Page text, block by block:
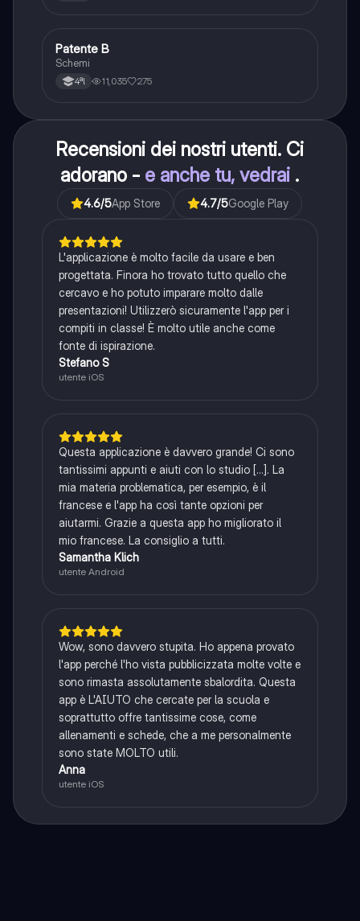
PAltro
Patente B
Schemi
4ªl 11,035 275
Recensioni dei nostri utenti. Ci
adorano - e anche tu, vedrai .
4.6/5App Store 4.7/5Google Play
L'applicazione è molto facile da usare e ben
progettata. Finora ho trovato tutto quello che
cercavo e ho potuto imparare molto dalle
presentazioni! Utilizzerò sicuramente l'app per i
compiti in classe! È molto utile anche come
fonte di ispirazione.
Stefano S
utente iOS
Questa applicazione è davvero grande! Ci sono
tantissimi appunti e aiuti con lo studio [...]. La
mia materia problematica, per esempio, è il
francese e l'app ha così tante opzioni per
aiutarmi. Grazie a questa app ho migliorato il
mio francese. La consiglio a tutti.
Samantha Klich
utente Android
Wow, sono davvero stupita. Ho appena provato
l'app perché l'ho vista pubblicizzata molte volte e
sono rimasta assolutamente sbalordita. Questa
app è L'AIUTO che cercate per la scuola e
soprattutto offre tantissime cose, come
allenamenti e schede, che a me personalmente
sono state MOLTO utili.
Anna
utente iOS